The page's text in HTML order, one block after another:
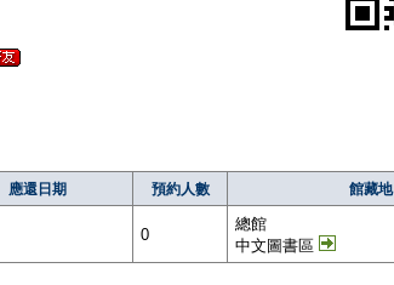
應還日期 預約人數 館藏地
0
總館
中文圖書區